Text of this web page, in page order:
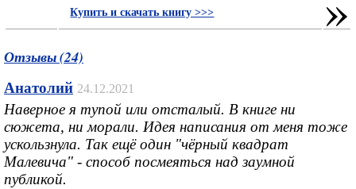
Купить и скачать книгу >>>
Отзывы (24)
Анатолий 24.12.2021
Наверное я тупой или отсталый. В книге ни
сюжета, ни морали. Идея написания от меня тоже
ускользнула. Так ещё один "чёрный квадрат
Малевича" - способ посмеяться над заумной
публикой.